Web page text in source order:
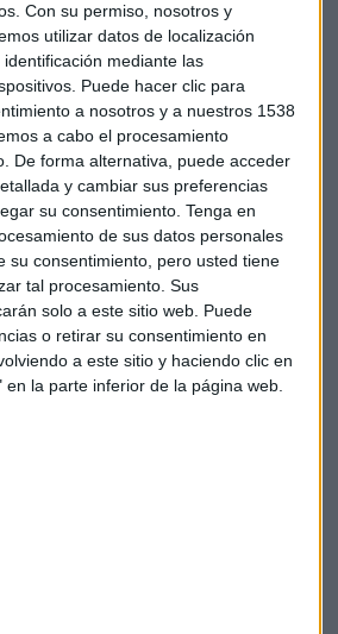
Con su permiso, nosotros y
utilizar datos de localización
mediante las
Puede hacer clic para
a nosotros y a nuestros 1538
a cabo el procesamiento
De forma alternativa, puede acceder
y cambiar sus preferencias
su consentimiento. Tenga en
de sus datos personales
su consentimiento, pero usted tiene
tal procesamiento. Sus
solo a este sitio web. Puede
o retirar su consentimiento en
a este sitio y haciendo clic en
en la parte inferior de la página web.
"modificar por ley cuestiones que
los convenios colectivos supone una
colectiva, consagrada en el
en el aire
al PlanPYME 375, que así se
que el paquete de ayudas a las
de la propuesta legislativa recogida
.
Unai Sordo, secretario general de
a legislar la reducción de jornada
de CEOE y Cepyme. Insiste además,